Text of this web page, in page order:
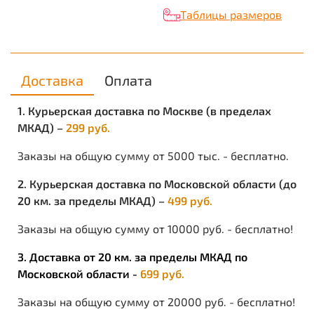
придают ткани высокие физико-механические
свойства, а хлопок гарантирует комфорт и хорошие
ПРЕИМУЩЕСТВА:
высокая износоустойчивость;
высокие влагоотталкивающие свойства поверхности;
низкая степень усадки после стирке;
высокий уровень комфорта при носке
при длительной эксплуатации (многократная стирка)
ухудшаются водоотталкивающие свойства.
Таблицы размеров
Доставка Оплата
1. Курьерская доставка по Москве (в пределах
МКАД) – 299 руб.
Заказы на общую сумму от 5000 тыс. - бесплатно.
2. Курьерская доставка по Московской области (до
20 км. за пределы МКАД) – 499 руб.
Заказы на общую сумму от 10000 руб. - бесплатно!
3. Доставка от 20 км. за пределы МКАД по
Московской области - 699 руб.
Заказы на общую сумму от 20000 руб. - бесплатно!